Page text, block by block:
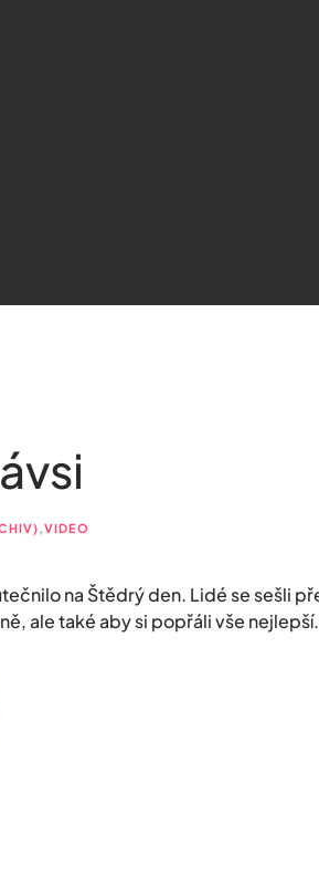
,VIDEO
na Štědrý den. Lidé se sešli
ale také aby si popřáli vše nejlepší.